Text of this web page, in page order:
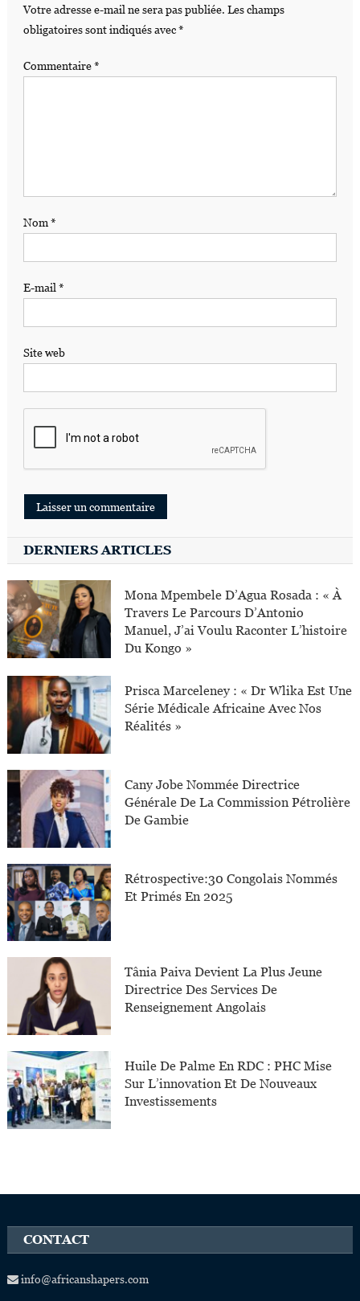
Votre adresse e-mail ne sera pas publiée. Les champs
obligatoires sont indiqués avec*
Commentaire*
Nom*
E-mail *
Site web
DERNIERS ARTICLES
Mona Mpembele D’Agua Rosada : « À
Travers Le Parcours D’Antonio
Manuel, J’ai Voulu Raconter L’histoire
Du Kongo »
Prisca Marceleney : « Dr Wlika Est Une
Série Médicale Africaine Avec Nos
Réalités »
Cany Jobe Nommée Directrice
Générale De La Commission Pétrolière
De Gambie
Rétrospective:30 Congolais Nommés
Et Primés En 2025
Tânia Paiva Devient La Plus Jeune
Directrice Des Services De
Renseignement Angolais
Huile De Palme En RDC : PHC Mise
Sur L’innovation Et De Nouveaux
Investissements
CONTACT
info@africanshapers.com